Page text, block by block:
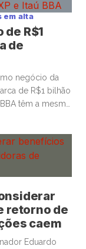
em alta
R$1
de
negócio da
de R$1 bilhão
têm a mesma
retorno de
caem
Eduardo